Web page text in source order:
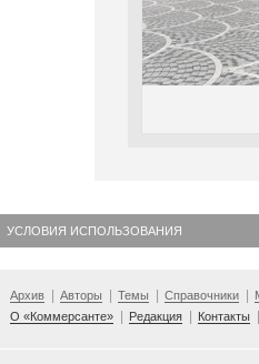
УСЛОВИЯ ИСПОЛЬЗОВАНИЯ
Архив Авторы Темы Справочники
О «Коммерсанте»
Редакция Контакты